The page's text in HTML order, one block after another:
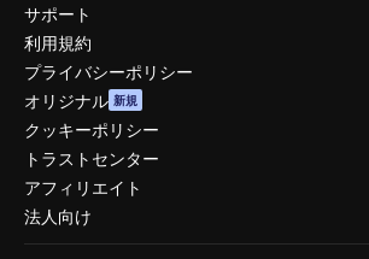
サポート
利用規約
プライバシーポリシー
オリジナル 新規
クッキーポリシー
トラストセンター
アフィリエイト
法人向け